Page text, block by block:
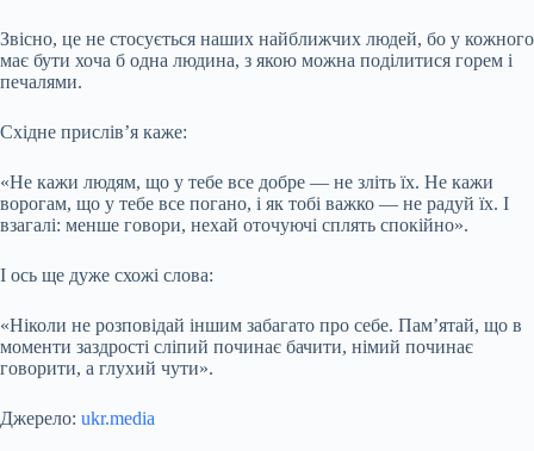
Звісно, це не стосується наших найближчих людей, бо у кожного
має бути хоча б одна людина, з якою можна поділитися горем і
печалями.
Східне прислів’я каже:
«Не кажи людям, що у тебе все добре — не зліть їх. Не кажи
ворогам, що у тебе все погано, і як тобі важко — не радуй їх. І
взагалі: менше говори, нехай оточуючі сплять спокійно».
І ось ще дуже схожі слова:
«Ніколи не розповідай іншим забагато про себе. Пам’ятай, що в
моменти заздрості сліпий починає бачити, німий починає
говорити, а глухий чути».
Джерело: ukr.media